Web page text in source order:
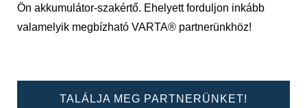
Ön akkumulátor-szakértő. Ehelyett forduljon inkább
valamelyik megbízható VARTA® partnerünkhöz!
TALÁLJA MEG PARTNERÜNKET!